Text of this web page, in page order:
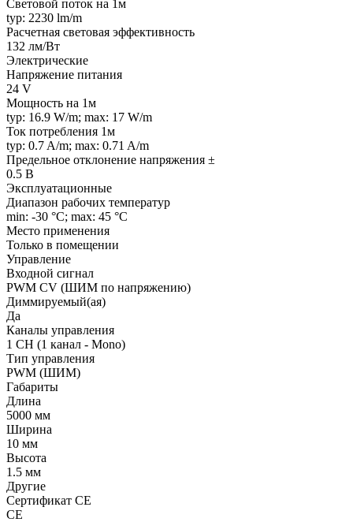
Световой поток на 1м
typ: 2230 lm/m
Расчетная световая эффективность
132 лм/Вт
Электрические
Напряжение питания
24 V
Мощность на 1м
typ: 16.9 W/m; max: 17 W/m
Ток потребления 1м
typ: 0.7 A/m; max: 0.71 A/m
Предельное отклонение напряжения ±
0.5 В
Эксплуатационные
Диапазон рабочих температур
min: -30 °C; max: 45 °C
Место применения
Только в помещении
Управление
Входной сигнал
PWM СV (ШИМ по напряжению)
Диммируемый(ая)
Да
Каналы управления
1 CH (1 канал - Mono)
Тип управления
PWM (ШИМ)
Габариты
Длина
5000 мм
Ширина
10 мм
Высота
1.5 мм
Другие
Сертификат CE
CE